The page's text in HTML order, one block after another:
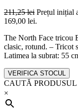
211,25lei Prețul inițial
169,00 lei.
The North Face tricou
clasic, rotund. – Tricot
Latimea la subrat: 55
VERIFICA STOCUL
CAUTĂ
×